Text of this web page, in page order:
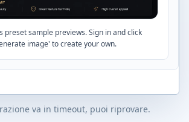
preset sample previews. Sign in and click
image' to create your own.
va in timeout, puoi riprovare.